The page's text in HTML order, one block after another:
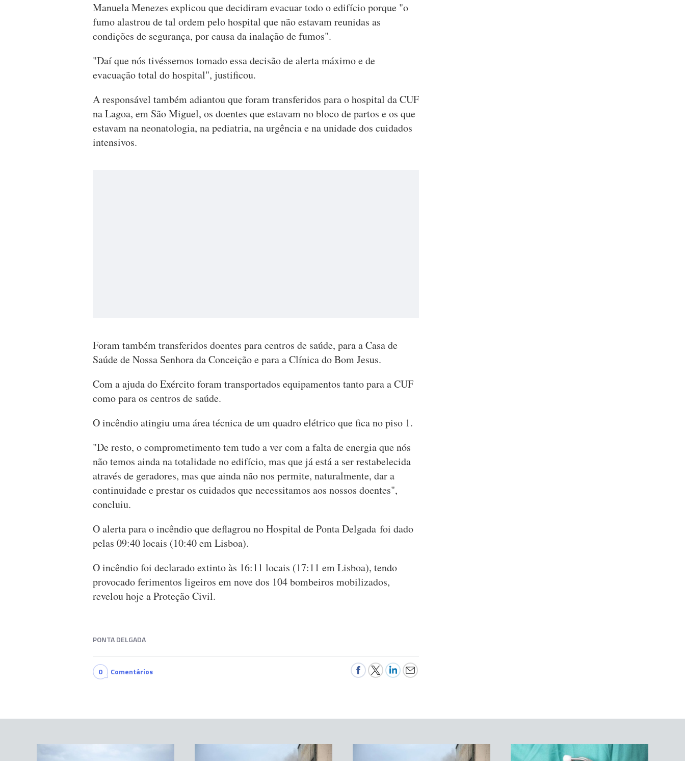
Manuela Menezes explicou que decidiram evacuar todo o edifício porque "o
fumo alastrou de tal ordem pelo hospital que não estavam reunidas as
condições de segurança, por causa da inalação de fumos".
"Daí que nós tivéssemos tomado essa decisão de alerta máximo e de
evacuação total do hospital", justificou.
A responsável também adiantou que foram transferidos para o hospital da CUF
na Lagoa, em São Miguel, os doentes que estavam no bloco de partos e os que
estavam na neonatologia, na pediatria, na urgência e na unidade dos cuidados
intensivos.
Foram também transferidos doentes para centros de saúde, para a Casa de
Saúde de Nossa Senhora da Conceição e para a Clínica do Bom Jesus.
Com a ajuda do Exército foram transportados equipamentos tanto para a CUF
como para os centros de saúde.
O incêndio atingiu uma área técnica de um quadro elétrico que fica no piso 1.
"De resto, o comprometimento tem tudo a ver com a falta de energia que nós
não temos ainda na totalidade no edifício, mas que já está a ser restabelecida
através de geradores, mas que ainda não nos permite, naturalmente, dar a
continuidade e prestar os cuidados que necessitamos aos nossos doentes",
concluiu.
O alerta para o incêndio que deflagrou no Hospital de Ponta Delgada foi dado
pelas 09:40 locais (10:40 em Lisboa).
O incêndio foi declarado extinto às 16:11 locais (17:11 em Lisboa), tendo
provocado ferimentos ligeiros em nove dos 104 bombeiros mobilizados,
revelou hoje a Proteção Civil.
PONTA DELGADA
0 Comentários